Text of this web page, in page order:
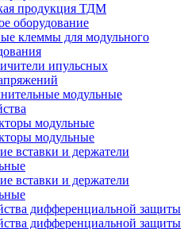
продукция ТДМ
оборудование
клеммы для модульного
ипульсных
модульные
модульные
модульные
вставки и держатели
вставки и держатели
дифференциальной защиты
дифференциальной защиты